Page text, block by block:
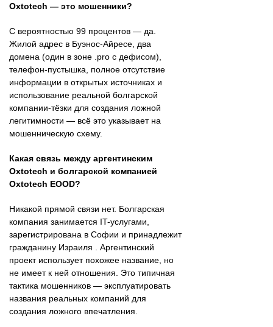
Oxtotech — это мошенники?
С вероятностью 99 процентов — да.
Жилой адрес в Буэнос-Айресе, два
домена (один в зоне .pro с дефисом),
телефон-пустышка, полное отсутствие
информации в открытых источниках и
использование реальной болгарской
компании-тёзки для создания ложной
легитимности — всё это указывает на
мошенническую схему.
Какая связь между аргентинским
Oxtotech и болгарской компанией
Oxtotech EOOD?
Никакой прямой связи нет. Болгарская
компания занимается IT-услугами,
зарегистрирована в Софии и принадлежит
гражданину Израиля . Аргентинский
проект использует похожее название, но
не имеет к ней отношения. Это типичная
тактика мошенников — эксплуатировать
названия реальных компаний для
создания ложного впечатления.